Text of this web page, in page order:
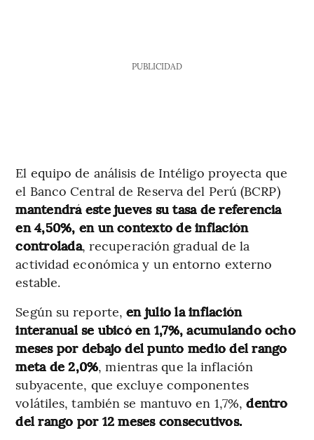
PUBLICIDAD
El equipo de análisis de Intéligo proyecta que
el Banco Central de Reserva del Perú (BCRP)
mantendrá este jueves su tasa de referencia
en 4,50%, en un contexto de inflación
controlada, recuperación gradual de la
actividad económica y un entorno externo
estable.
Según su reporte,en julio la inflación
interanual se ubicó en 1,7%, acumulando ocho
meses por debajo del punto medio del rango
meta de 2,0%, mientras que la inflación
subyacente, que excluye componentes
volátiles, también se mantuvo en 1,7%,dentro
del rango por 12 meses consecutivos.